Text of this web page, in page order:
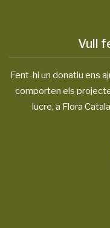
Vull
Fent-hi un donatiu ens
comporten els
lucre, a Flora